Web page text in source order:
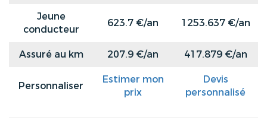
Jeune
conducteur
623.7 €/an 1253.637 €/an
Assuré au km 207.9 €/an 417.879 €/an
Personnaliser
Estimer mon
prix
Devis
personnalisé